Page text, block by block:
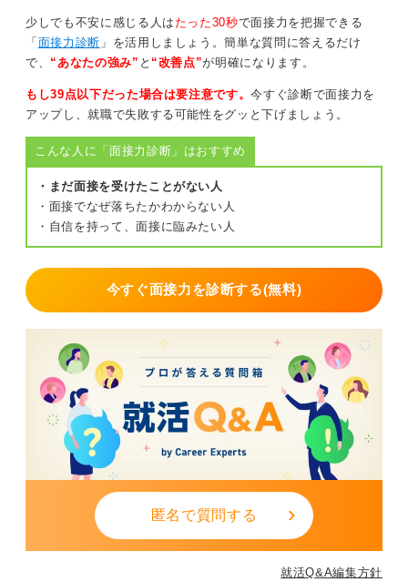
少しでも不安に感じる人は たった30秒で面接力を把握できる
「 面接力診断 」を活用しましょう。簡単な質問に答えるだけ
で、 “あなたの強み” と “改善点”が明確になります。
もし39点以下だった場合は要注意です。今すぐ診断で面接力を
アップし、就職で失敗する可能性をグッと下げましょう。
こんな人に「面接力診断」はおすすめ
・まだ面接を受けたことがない人
・面接でなぜ落ちたかわからない人
・自信を持って、面接に臨みたい人
今すぐ面接力を診断する(無料)
匿名で質問する
就活Q&A編集方針